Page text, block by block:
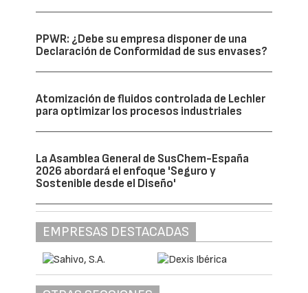
PPWR: ¿Debe su empresa disponer de una
Declaración de Conformidad de sus envases?
Atomización de fluidos controlada de Lechler
para optimizar los procesos industriales
La Asamblea General de SusChem-España
2026 abordará el enfoque 'Seguro y
Sostenible desde el Diseño'
EMPRESAS DESTACADAS